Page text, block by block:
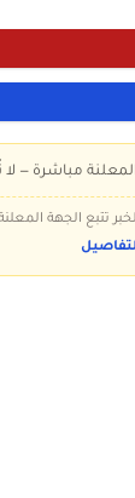
مباشرة —
الخبر تتبع الجهة